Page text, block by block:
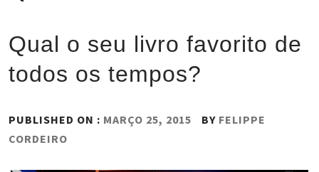
Qual o seu livro favorito de
todos os tempos?
PUBLISHED ON : MARÇO 25, 2015 BY FELIPPE
CORDEIRO